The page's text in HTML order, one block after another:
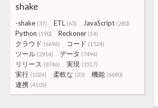
shake
-shake (37) ETL (63) JavaScript (280)
Python (190) Reckoner (14)
クラウド (6696) コード (1524)
ツール (2914) データ (7494)
リリース (8746) 実現 (3517)
実行 (1026) 柔軟な (35) 機能 (6680)
連携 (4105)